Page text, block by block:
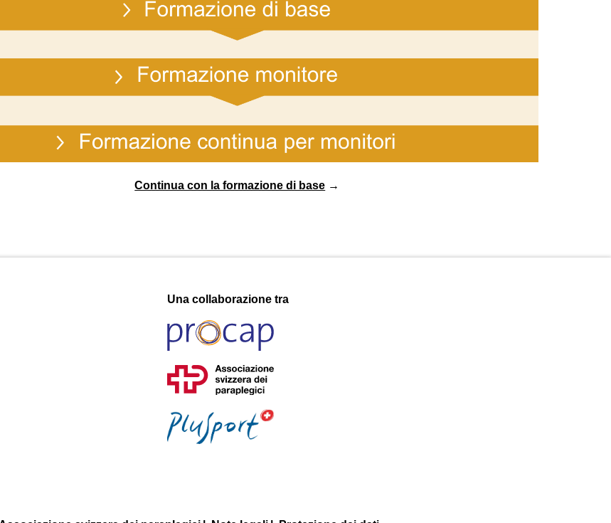
Continua con la formazione di base →
Una collaborazione tra